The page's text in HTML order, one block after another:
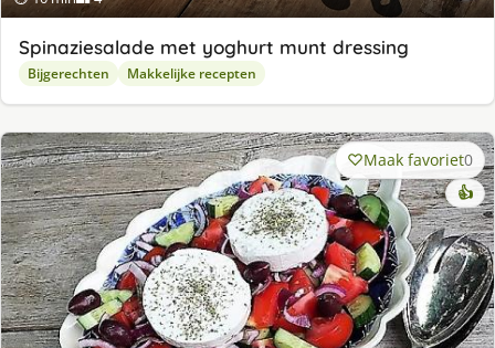
Spinaziesalade met yoghurt munt dressing
Bijgerechten Makkelijke recepten
Maak favoriet0
👍